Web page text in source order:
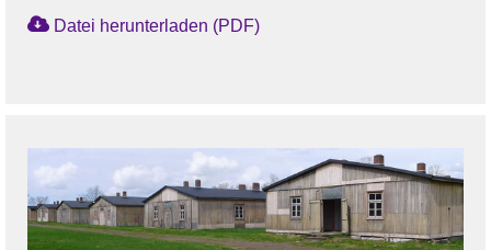
Datei herunterladen (PDF)